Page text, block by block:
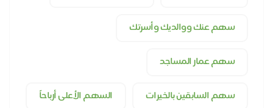
سهم عنك ووالديك وأسرتك
سهم عمار المساجد
سهم السابقين بالخيرات السهم الأعلى أرباحاً